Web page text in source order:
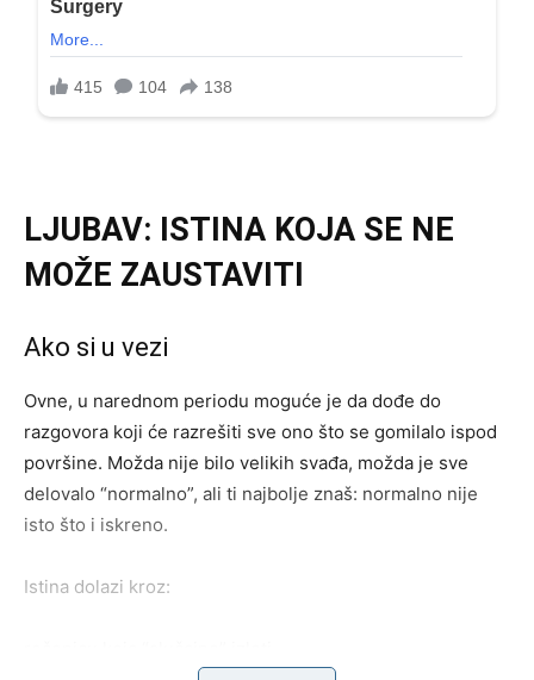
LJUBAV: ISTINA KOJA SE NE
MOŽE ZAUSTAVITI
Ako si u vezi
Ovne, u narednom periodu moguće je da dođe do
razgovora koji će razrešiti sve ono što se gomilalo ispod
površine. Možda nije bilo velikih svađa, možda je sve
delovalo “normalno”, ali ti najbolje znaš: normalno nije
isto što i iskreno.
Istina dolazi kroz: